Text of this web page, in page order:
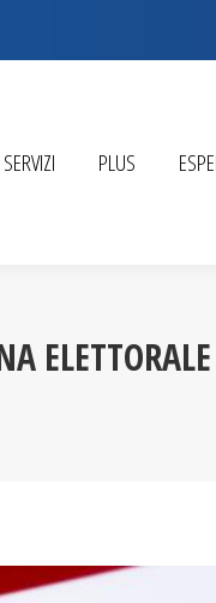
SERVIZI PLUS